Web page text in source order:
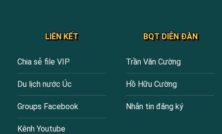
LIÊN KẾT
Chia sẻ file VIP
Du lịch nước Úc
Groups Facebook
Kênh Youtube
BQT DIỄN ĐÀN
Trần Văn Cường
Hồ Hữu Cường
Nhắn tin đăng ký